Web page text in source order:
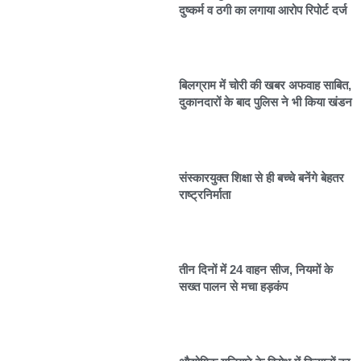
दुष्कर्म व ठगी का लगाया आरोप रिपोर्ट दर्ज
बिलग्राम में चोरी की खबर अफवाह साबित,
दुकानदारों के बाद पुलिस ने भी किया खंडन
संस्कारयुक्त शिक्षा से ही बच्चे बनेंगे बेहतर
राष्ट्रनिर्माता
तीन दिनों में 24 वाहन सीज, नियमों के
सख्त पालन से मचा हड़कंप